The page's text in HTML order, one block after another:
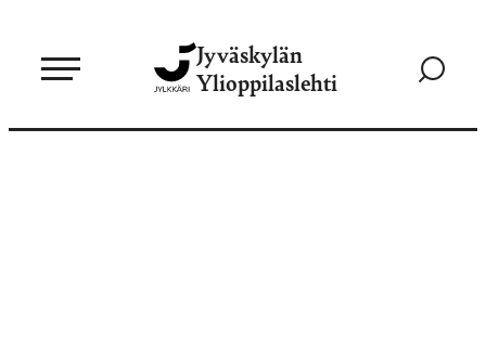
sisältöön
Jyväskylän
Ylioppilaslehti
Siirry